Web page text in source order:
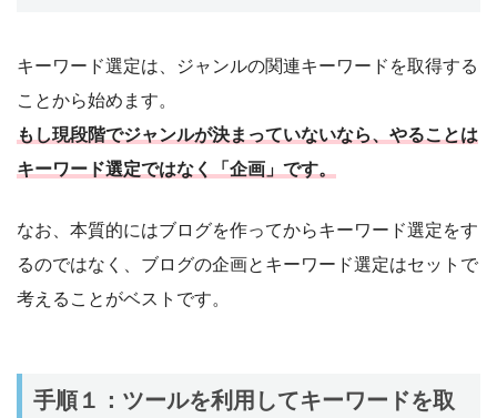
キーワード選定は、ジャンルの関連キーワードを取得する
ことから始めます。
もし現段階でジャンルが決まっていないなら、やることは
キーワード選定ではなく「企画」です。
なお、本質的にはブログを作ってからキーワード選定をす
るのではなく、ブログの企画とキーワード選定はセットで
考えることがベストです。
手順１：ツールを利用してキーワードを取